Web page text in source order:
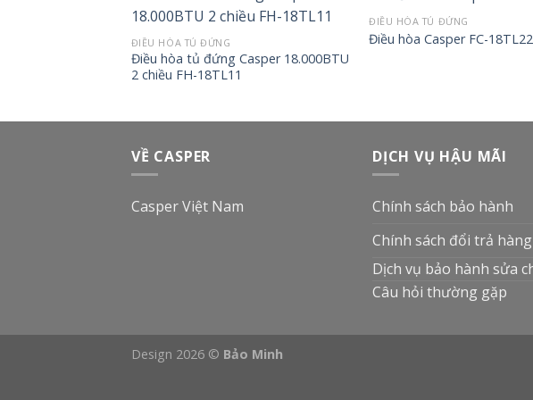
ĐIỀU HÒA TỦ ĐỨNG
Điều hòa tủ đứng Casper 18.000BTU
2 chiều FH-18TL11
ĐIỀU HÒA TỦ ĐỨNG
Điều hòa Casper FC-18TL22
VỀ CASPER
Casper Việt Nam
DỊCH VỤ HẬU MÃI
Chính sách bảo hành
Chính sách đổi trả hàng
Dịch vụ bảo hành sửa
Câu hỏi thường gặp
Design 2026 © Bảo Minh